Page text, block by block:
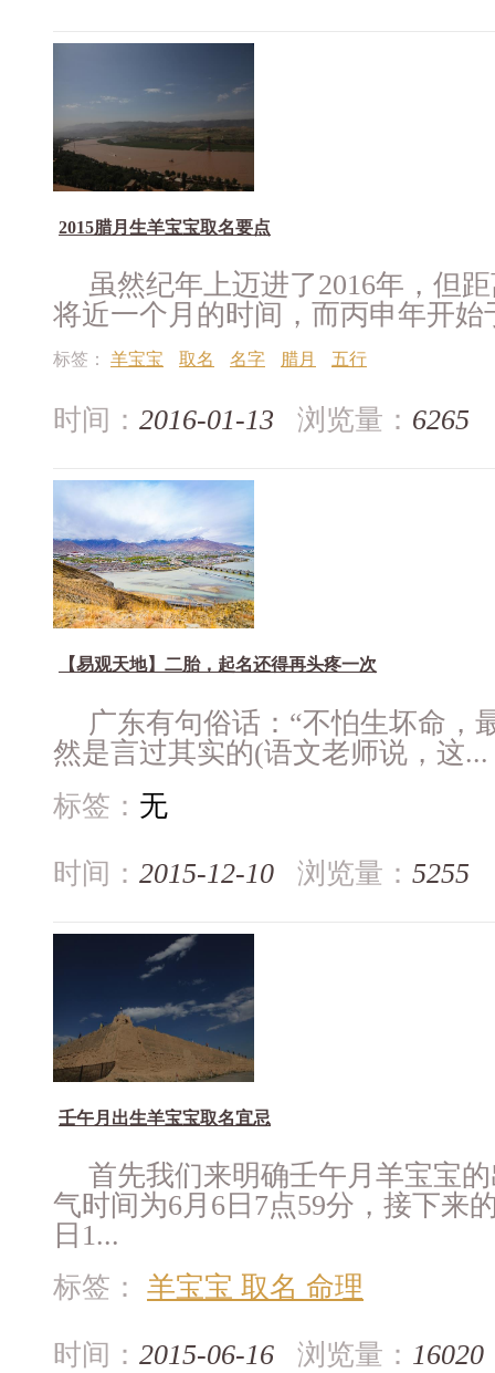
2015腊月生羊宝宝取名要点
虽然纪年上迈进了2016年，但
将近一个月的时间，而丙申年开始
标签： 羊宝宝 取名 名字 腊月 五行
时间： 2016-01-13 浏览量： 6265
【易观天地】二胎，起名还得再头疼一次
广东有句俗话：“不怕生坏命，
然是言过其实的(语文老师说，这...
标签： 无
时间： 2015-12-10 浏览量： 5255
壬午月出生羊宝宝取名宜忌
首先我们来明确壬午月羊宝宝
气时间为6月6日7点59分，接下来
日1...
标签：
羊宝宝 取名 命理
时间： 2015-06-16 浏览量： 16020